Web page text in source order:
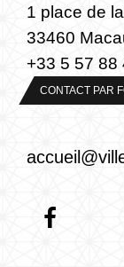
1 place de
33460
+33 5 57 88
CONTACT PAR